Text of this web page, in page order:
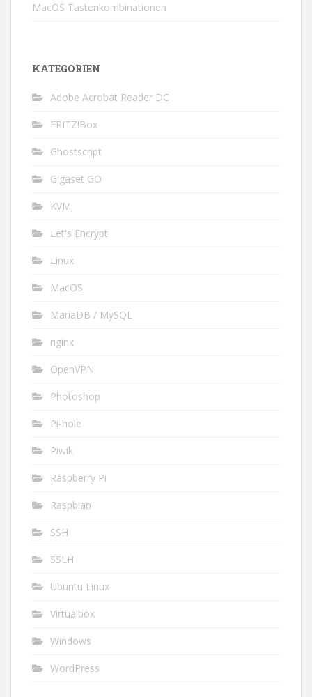
MacOS Tastenkombinationen
KATEGORIEN
Adobe Acrobat Reader DC
FRITZ!Box
Ghostscript
Gigaset GO
KVM
Let's Encrypt
Linux
MacOS
MariaDB / MySQL
nginx
OpenVPN
Photoshop
Pi-hole
Piwik
Raspberry Pi
Raspbian
SSH
SSLH
Ubuntu Linux
Virtualbox
Windows
WordPress